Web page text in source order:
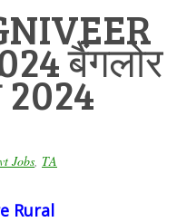
बैंगलोर
2024
Jobs TA
Rural